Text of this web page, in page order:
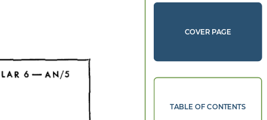
6 -
AN/5
COVER PAGE
TABLE OF CONTENTS